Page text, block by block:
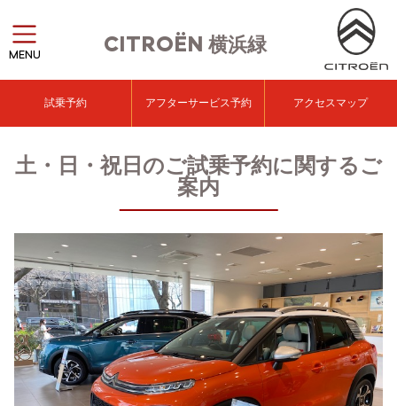
CITROËN 横浜緑
MENU
試乗予約 アフターサービス予約 アクセスマップ
土・日・祝日のご試乗予約に関するご
案内